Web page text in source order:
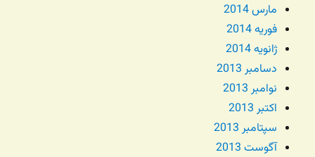
مارس 2014
فوریه 2014
ژانویه 2014
دسامبر 2013
نوامبر 2013
اکتبر 2013
سپتامبر 2013
آگوست 2013